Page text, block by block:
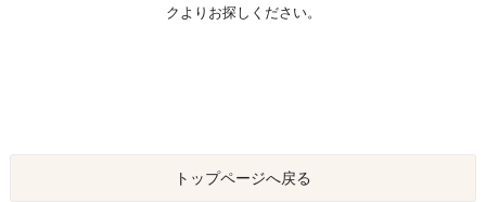
クよりお探しください。
トップページへ戻る